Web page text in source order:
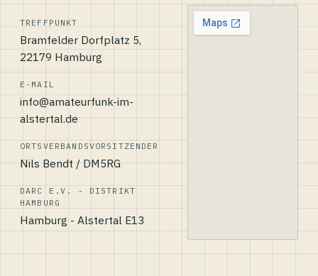
TREFFPUNKT
Bramfelder Dorfplatz 5,
22179 Hamburg
E-MAIL
info@amateurfunk-im-
alstertal.de
ORTSVERBANDSVORSITZENDER
Nils Bendt / DM5RG
DARC E.V. - DISTRIKT
HAMBURG
Hamburg - Alstertal E13